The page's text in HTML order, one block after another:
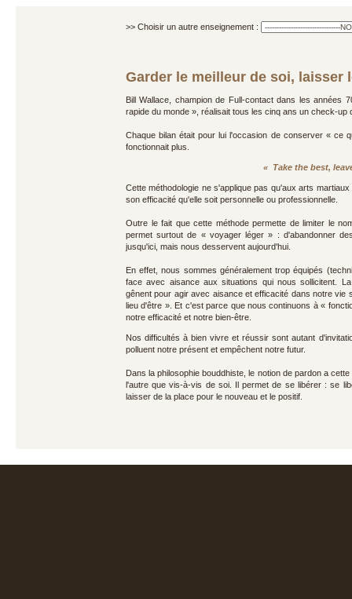
>> Choisir un autre enseignement :
Garder le meilleur de soi, laisser
Bill Wallace, champion de Full-contact dans les années
rapide du monde », réalisait tous les cinq ans un check-up
Chaque bilan était pour lui l'occasion de conserver « ce
fonctionnait plus.
« Take the best,
Cette méthodologie ne s'applique pas qu'aux arts
son efficacité qu'elle soit personnelle ou professionnelle.
Outre le fait que cette méthode permette de limiter le
permet surtout de « voyager léger » : d'abandonner
jusqu'ici, mais nous desservent aujourd'hui.
En effet, nous sommes généralement trop équipés
face avec aisance aux situations qui nous sollicitent.
gênent pour agir avec aisance et efficacité dans notre
lieu d'être ». Et c'est parce que nous continuons à «
notre efficacité et notre bien-être.
Nos difficultés à bien vivre et réussir sont autant
polluent notre présent et empêchent notre futur.
Dans la philosophie bouddhiste, le notion de pardon a
l'autre que vis-à-vis de soi. Il permet de se libérer : se
laisser de la place pour le nouveau et le positif.